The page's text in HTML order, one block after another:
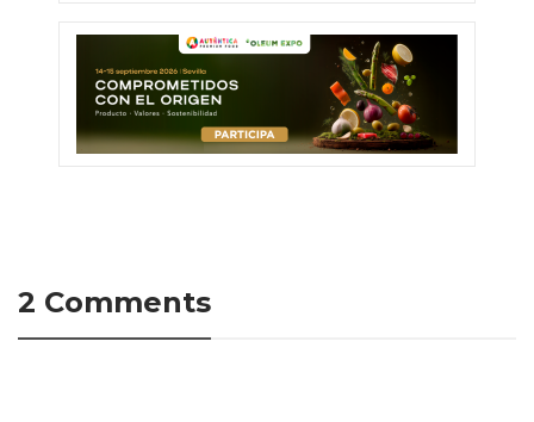
2 Comments